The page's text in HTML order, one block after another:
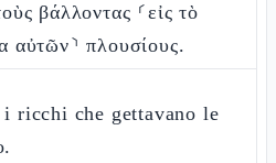
βάλλοντας ⸂εἰς τὸ
αὐτῶν⸃ πλουσίους.
ricchi che gettavano le